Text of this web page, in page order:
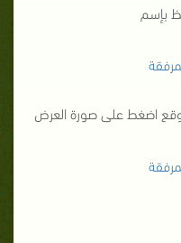
بإسم
اضغط على صورة العرض